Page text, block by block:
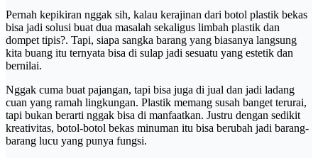
Pernah kepikiran nggak sih, kalau kerajinan dari botol plastik bekas
bisa jadi solusi buat dua masalah sekaligus limbah plastik dan
dompet tipis?. Tapi, siapa sangka barang yang biasanya langsung
kita buang itu ternyata bisa di sulap jadi sesuatu yang estetik dan
bernilai.
Nggak cuma buat pajangan, tapi bisa juga di jual dan jadi ladang
cuan yang ramah lingkungan. Plastik memang susah banget terurai,
tapi bukan berarti nggak bisa di manfaatkan. Justru dengan sedikit
kreativitas, botol-botol bekas minuman itu bisa berubah jadi barang-
barang lucu yang punya fungsi.